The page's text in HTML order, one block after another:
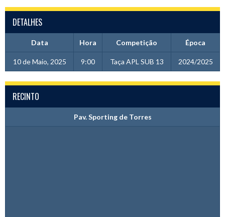
DETALHES
Data Hora Competição Época
10 de Maio, 2025 9:00 Taça APL SUB 13 2024/2025
RECINTO
Pav. Sporting de Torres